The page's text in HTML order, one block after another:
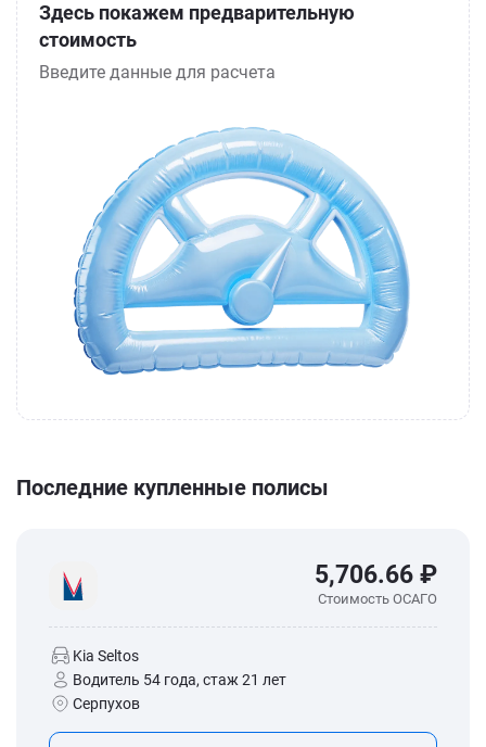
Здесь покажем предварительную
стоимость
Введите данные для расчета
Последние купленные полисы
5,706.66 ₽
Стоимость ОСАГО
Kia Seltos
Водитель 54 года, стаж 21 лет
Серпухов